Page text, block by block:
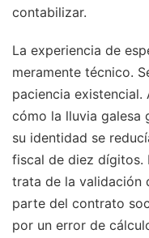
contabilizar.
La experiencia de
meramente técnico.
paciencia
cómo la lluvia galesa
su identidad se
fiscal de diez dígitos.
trata de la validación
parte del contrato
por un error de